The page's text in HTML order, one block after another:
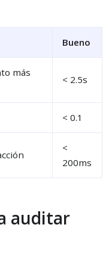
Bueno
más
< 2.5s
< 0.1
<
200ms
auditar